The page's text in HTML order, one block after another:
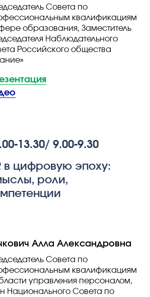
Совета по
квалификациям
образования, Заместитель
Наблюдательного
Российского общества
13.30/ 9.00-9.30
в цифровую эпоху:
роли,
Алла Александровна
Совета по
квалификациям
управления персоналом,
Национального Совета по